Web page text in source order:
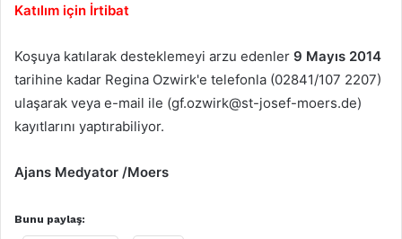
Katılım için İrtibat
Koşuya katılarak desteklemeyi arzu edenler 9 Mayıs 2014
tarihine kadar Regina Ozwirk'e telefonla (02841/107 2207)
ulaşarak veya e-mail ile (gf.ozwirk@st-josef-moers.de)
kayıtlarını yaptırabiliyor.
Ajans Medyator /Moers
Bunu paylaş: